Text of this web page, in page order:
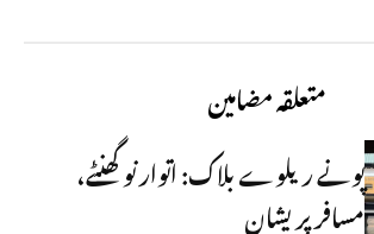
متعلقہ مضامین
ریلوے بلاک: اتوار نو گھنٹے،
پریشان